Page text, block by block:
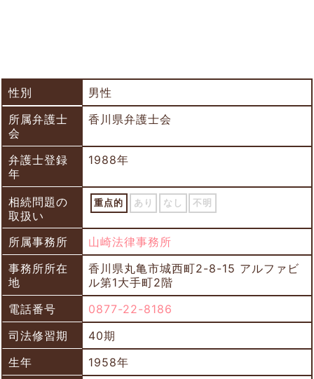
性別
男性
所属弁護士
会
香川県弁護士会
弁護士登録
年
1988年
相続問題の
取扱い
重点的 あり なし 不明
所属事務所
山崎法律事務所
事務所所在
地
香川県丸亀市城西町2-8-15 アルファビ
ル第1大手町2階
電話番号
0877-22-8186
司法修習期
40期
生年
1958年